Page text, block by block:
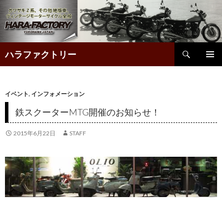
ハラファクトリー
索
テ
ン
へ
ッ
プ
イベント, インフォメーション
鉄スクーターMTG開催のお知らせ！
2015年6月22日 STAFF